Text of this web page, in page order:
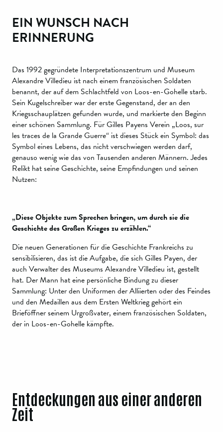
EIN WUNSCH NACH
ERINNERUNG
Das 1992 gegründete Interpretationszentrum und Museum
Alexandre Villedieu ist nach einem französischen Soldaten
benannt, der auf dem Schlachtfeld von Loos-en-Gohelle starb.
Sein Kugelschreiber war der erste Gegenstand, der an den
Kriegsschauplätzen gefunden wurde, und markierte den Beginn
einer schönen Sammlung. Für Gilles Payens Verein „Loos, sur
les traces de la Grande Guerre“ ist dieses Stück ein Symbol: das
Symbol eines Lebens, das nicht verschwiegen werden darf,
genauso wenig wie das von Tausenden anderen Männern. Jedes
Relikt hat seine Geschichte, seine Empfindungen und seinen
Nutzen:
„Diese Objekte zum Sprechen bringen, um durch sie die
Geschichte des Großen Krieges zu erzählen.“
Die neuen Generationen für die Geschichte Frankreichs zu
sensibilisieren, das ist die Aufgabe, die sich Gilles Payen, der
auch Verwalter des Museums Alexandre Villedieu ist, gestellt
hat. Der Mann hat eine persönliche Bindung zu dieser
Sammlung: Unter den Uniformen der Alliierten oder des Feindes
und den Medaillen aus dem Ersten Weltkrieg gehört ein
Brieföffner seinem Urgroßvater, einem französischen Soldaten,
der in Loos-en-Gohelle kämpfte.
Entdeckungen aus einer anderen
Zeit